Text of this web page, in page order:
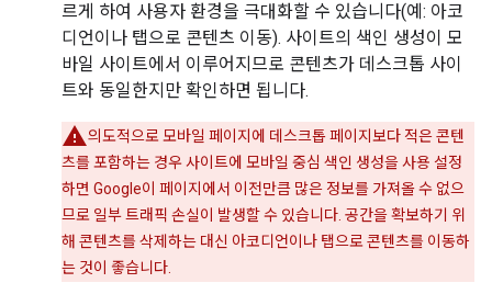
르게 하여 사용자 환경을 극대화할 수 있습니다(예: 아코
디언이나 탭으로 콘텐츠 이동). 사이트의 색인 생성이 모
바일 사이트에서 이루어지므로 콘텐츠가 데스크톱 사이
트와 동일한지만 확인하면 됩니다.
의도적으로 모바일 페이지에 데스크톱 페이지보다 적은 콘텐
츠를 포함하는 경우 사이트에 모바일 중심 색인 생성을 사용 설정
하면 Google이 페이지에서 이전만큼 많은 정보를 가져올 수 없으
므로 일부 트래픽 손실이 발생할 수 있습니다. 공간을 확보하기 위
해 콘텐츠를 삭제하는 대신 아코디언이나 탭으로 콘텐츠를 이동하
는 것이 좋습니다.